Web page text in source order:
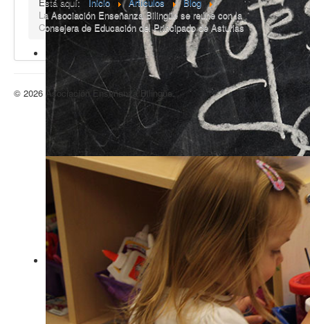
La Asociación Enseñanza Bilingüe se reúne con la
Consejera de Educación del Principado de Asturias
Volver arriba
© 2026 Asociación Enseñanza Bilingüe